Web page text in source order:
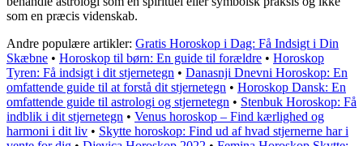
som en præcis videnskab.
Andre populære artikler: Gratis Horoskop i Dag: Få Indsigt i Din
Skæbne • Horoskop til børn: En guide til forældre • Horoskop
Tyren: Få indsigt i dit stjernetegn • Danasnji Dnevni Horoskop: En
omfattende guide til at forstå dit stjernetegn • Horoskop Dansk: En
omfattende guide til astrologi og stjernetegn • Stenbuk Horoskop: Få
indblik i dit stjernetegn • Venus horoskop – Find kærlighed og
harmoni i dit liv • Skytte horoskop: Find ud af hvad stjernerne har i